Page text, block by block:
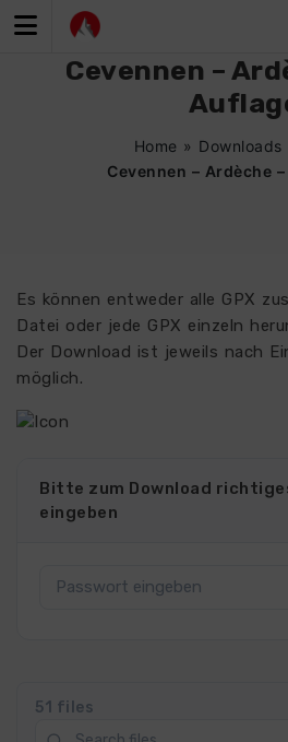
Inhalt
Cevennen –
Home » Downloads
Cevennen – Ardèche
Es können entweder alle GPX
Datei oder jede GPX einzeln
Der Download ist jeweils nach
möglich.
Bitte zum Download
eingeben
51 files